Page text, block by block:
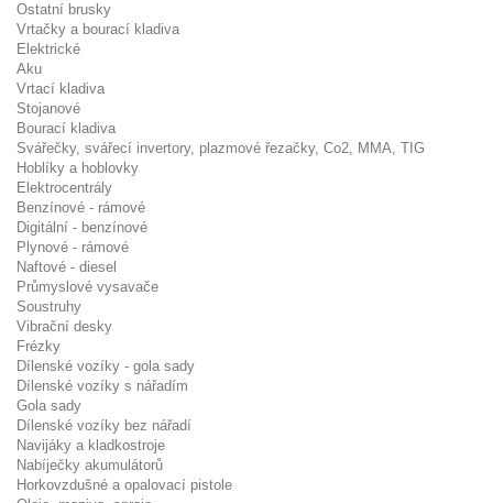
Ostatní brusky
Vrtačky a bourací kladiva
Elektrické
Aku
Vrtací kladiva
Stojanové
Bourací kladiva
Svářečky, svářecí invertory, plazmové řezačky, Co2, MMA, TIG
Hoblíky a hoblovky
Elektrocentrály
Benzínové - rámové
Digitální - benzínové
Plynové - rámové
Naftové - diesel
Průmyslové vysavače
Soustruhy
Vibrační desky
Frézky
Dílenské vozíky - gola sady
Dílenské vozíky s nářadím
Gola sady
Dílenské vozíky bez nářadí
Navijáky a kladkostroje
Nabíječky akumulátorů
Horkovzdušné a opalovací pistole